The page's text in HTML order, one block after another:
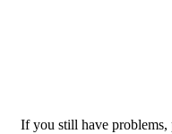
If you still have problems,